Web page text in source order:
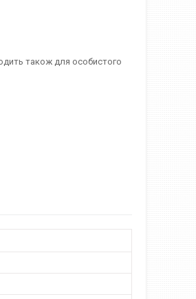
також для особистого